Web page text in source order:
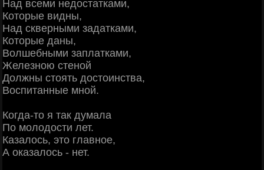
Над всеми недостатками,
Которые видны,
Над скверными задатками,
Которые даны,
Волшебными заплатками,
Железною стеной
Должны стоять достоинства,
Воспитанные мной.
Когда-то я так думала
По молодости лет.
Казалось, это главное,
А оказалось - нет.